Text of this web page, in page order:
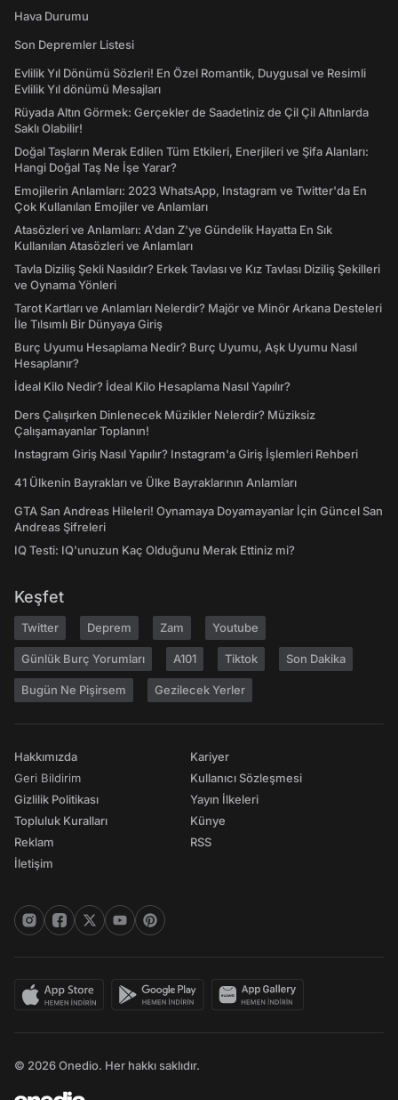
Hava Durumu
Son Depremler Listesi
Evlilik Yıl Dönümü Sözleri! En Özel Romantik, Duygusal ve Resimli
Evlilik Yıl dönümü Mesajları
Rüyada Altın Görmek: Gerçekler de Saadetiniz de Çil Çil Altınlarda
Saklı Olabilir!
Doğal Taşların Merak Edilen Tüm Etkileri, Enerjileri ve Şifa Alanları:
Hangi Doğal Taş Ne İşe Yarar?
Emojilerin Anlamları: 2023 WhatsApp, Instagram ve Twitter'da En
Çok Kullanılan Emojiler ve Anlamları
Atasözleri ve Anlamları: A'dan Z'ye Gündelik Hayatta En Sık
Kullanılan Atasözleri ve Anlamları
Tavla Diziliş Şekli Nasıldır? Erkek Tavlası ve Kız Tavlası Diziliş Şekilleri
ve Oynama Yönleri
Tarot Kartları ve Anlamları Nelerdir? Majör ve Minör Arkana Desteleri
İle Tılsımlı Bir Dünyaya Giriş
Burç Uyumu Hesaplama Nedir? Burç Uyumu, Aşk Uyumu Nasıl
Hesaplanır?
İdeal Kilo Nedir? İdeal Kilo Hesaplama Nasıl Yapılır?
Ders Çalışırken Dinlenecek Müzikler Nelerdir? Müziksiz
Çalışamayanlar Toplanın!
Instagram Giriş Nasıl Yapılır? Instagram'a Giriş İşlemleri Rehberi
41 Ülkenin Bayrakları ve Ülke Bayraklarının Anlamları
GTA San Andreas Hileleri! Oynamaya Doyamayanlar İçin Güncel San
Andreas Şifreleri
IQ Testi: IQ'unuzun Kaç Olduğunu Merak Ettiniz mi?
Keşfet
Twitter Deprem Zam Youtube
Günlük Burç Yorumları A101 Tiktok Son Dakika
Bugün Ne Pişirsem Gezilecek Yerler
Hakkımızda
Geri Bildirim
Gizlilik Politikası
Topluluk Kuralları
Reklam
İletişim
Kariyer
Kullanıcı Sözleşmesi
Yayın İlkeleri
Künye
RSS
© 2026 Onedio. Her hakkı saklıdır.